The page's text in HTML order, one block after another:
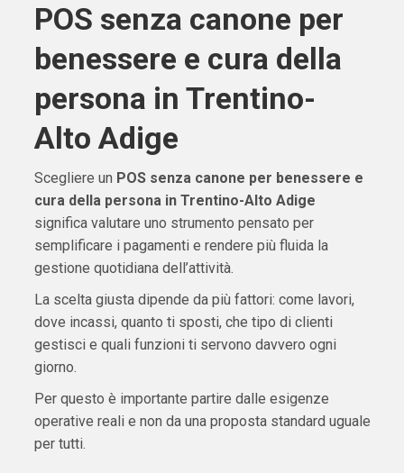
POS senza canone per
benessere e cura della
persona in Trentino-
Alto Adige
Scegliere un POS senza canone per benessere e
cura della persona in Trentino-Alto Adige
significa valutare uno strumento pensato per
semplificare i pagamenti e rendere più fluida la
gestione quotidiana dell’attività.
La scelta giusta dipende da più fattori: come lavori,
dove incassi, quanto ti sposti, che tipo di clienti
gestisci e quali funzioni ti servono davvero ogni
giorno.
Per questo è importante partire dalle esigenze
operative reali e non da una proposta standard uguale
per tutti.